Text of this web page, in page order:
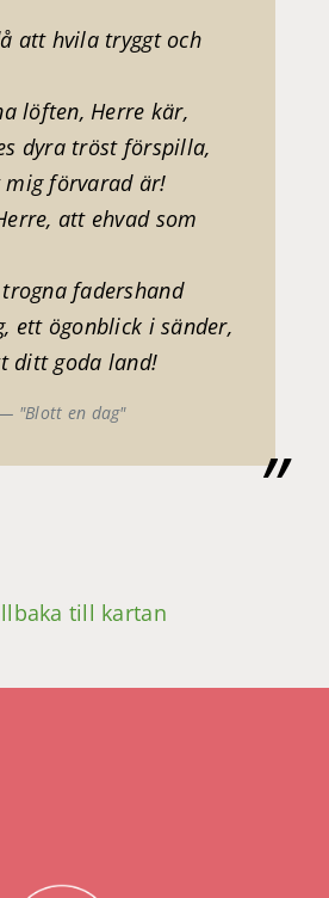
att hvila tryggt och
löften, Herre kär,
dyra tröst förspilla,
mig förvarad är!
att ehvad som
fadershand
ett ögonblick i sänder,
ditt goda land!
"Blott en dag"
till kartan